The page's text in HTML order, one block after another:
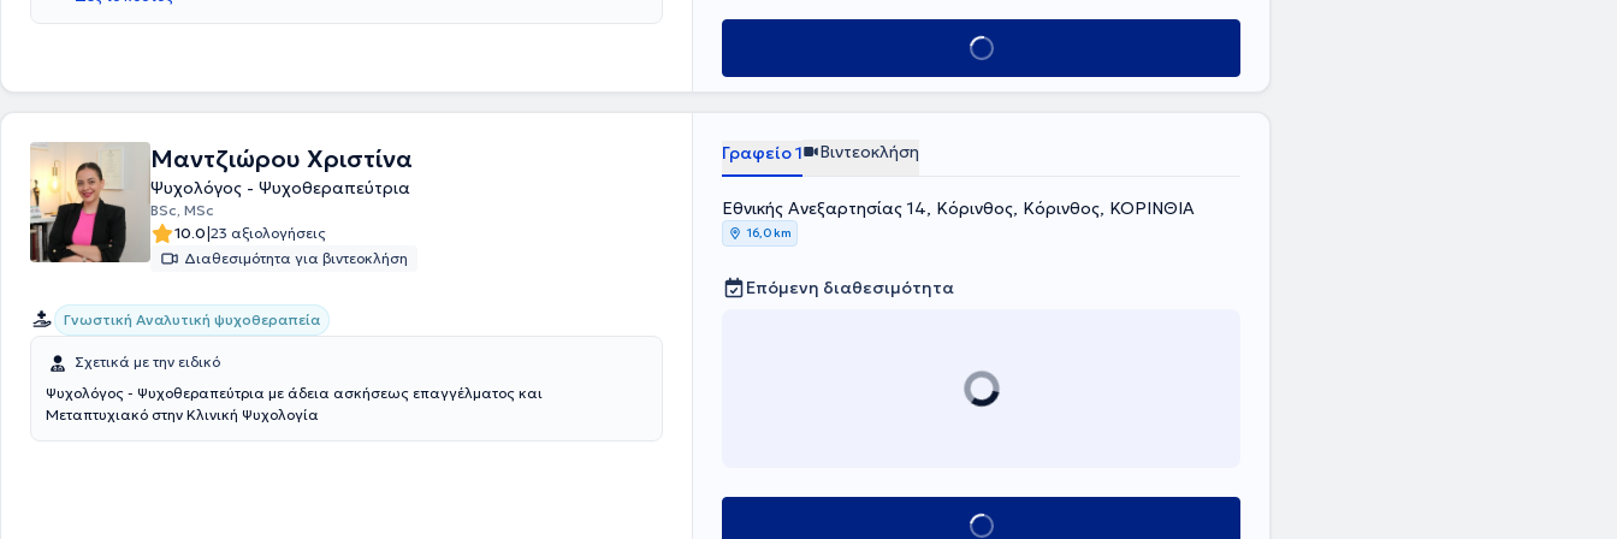
του γραφείο προσφέρει πλήθος υπηρεσιών, σεβόμενος τις ιδιαίτερες ανάγκες
Κλείσε ραντεβού
Μαντζιώρου Χριστίνα
Ψυχολόγος - Ψυχοθεραπεύτρια
BSc, MSc
10.0|23 αξιολογήσεις
Διαθεσιμότητα για βιντεοκλήση
Γνωστική Αναλυτική ψυχοθεραπεία
Σχετικά με την ειδικό
Ψυχολόγος - Ψυχοθεραπεύτρια με άδεια ασκήσεως επαγγέλματος και
Μεταπτυχιακό στην Κλινική Ψυχολογία
Γραφείο 1 Βιντεοκλήση
Εθνικής Ανεξαρτησίας 14, Κόρινθος, Κόρινθος, ΚΟΡΙΝΘΙΑ
16,0 km
Επόμενη διαθεσιμότητα
Κλείσε ραντεβού